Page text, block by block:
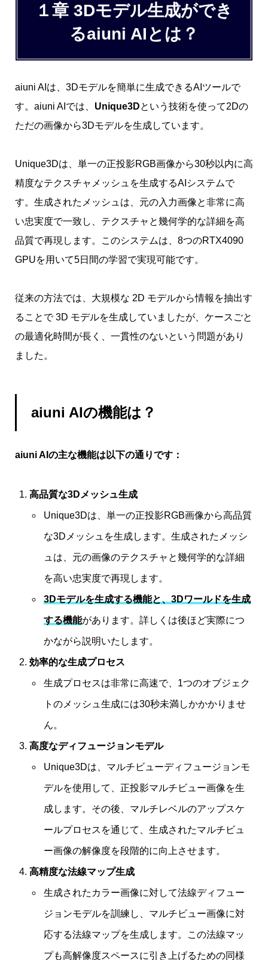
１章 3Dモデル生成ができ
るaiuni AIとは？
aiuni AIは、3Dモデルを簡単に生成できるAIツールで
す。aiuni AIでは、 Unique3Dという技術を使って2Dの
ただの画像から3Dモデルを生成しています。
Unique3Dは、単一の正投影RGB画像から30秒以内に高
精度なテクスチャメッシュを生成するAIシステムで
す。生成されたメッシュは、元の入力画像と非常に高
い忠実度で一致し、テクスチャと幾何学的な詳細を高
品質で再現します。このシステムは、8つのRTX4090
GPUを用いて5日間の学習で実現可能です。
従来の方法では、大規模な 2D モデルから情報を抽出す
ることで 3D モデルを生成していましたが、ケースごと
の最適化時間が長く、一貫性のないという問題があり
ました。
aiuni AIの機能は？
aiuni AIの主な機能は以下の通りです：
高品質な3Dメッシュ生成
Unique3Dは、単一の正投影RGB画像から高品質
な3Dメッシュを生成します。生成されたメッシ
ュは、元の画像のテクスチャと幾何学的な詳細
を高い忠実度で再現します。
3Dモデルを生成する機能と、3Dワールドを生成
する機能があります。詳しくは後ほど実際につ
かながら説明いたします。
効率的な生成プロセス
生成プロセスは非常に高速で、1つのオブジェク
トのメッシュ生成には30秒未満しかかかりませ
ん。
高度なディフュージョンモデル
Unique3Dは、マルチビューディフュージョンモ
デルを使用して、正投影マルチビュー画像を生
成します。その後、マルチレベルのアップスケ
ールプロセスを通じて、生成されたマルチビュ
ー画像の解像度を段階的に向上させます。
高精度な法線マップ生成
生成されたカラー画像に対して法線ディフュー
ジョンモデルを訓練し、マルチビュー画像に対
応する法線マップを生成します。この法線マッ
プも高解像度スペースに引き上げるための同様